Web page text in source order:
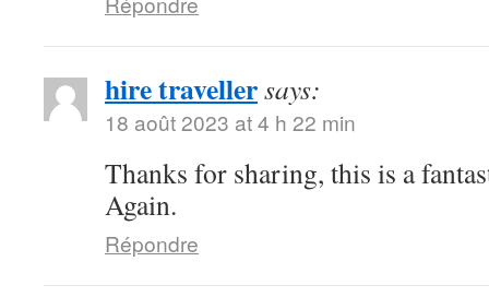
hire travellersays:
18 août 2023 at 4 h 22 min
Thanks for sharing, this is a
Again.
Répondre